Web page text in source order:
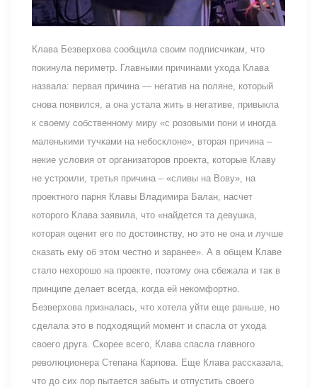
Клава Безверхова сообщила своим подписчикам, что
покинула периметр. Главными причинами ухода Клава
назвала: первая причина — негатив на поляне, который
снова появился, а она устала жить в негативе, привыкла
к своему собственному миру «с розовыми пони и иногда
маленькими тучками на небосклоне», вторая причина –
некие условия от организаторов проекта, которые Клаву
не устроили, третья причина – «сливы на Вову», на
проектного парня Клавы Владимира Балан, насчет
которого Клава заявила, что «найдется та девушка,
которая оценит его по достоинству, но это не она и лучше
сказать ему об этом честно и заранее». А в общем Клаве
стало нехорошо на проекте, поэтому она сбежала и так в
принципе делает всегда, когда ей некомфортно.
Безверхова призналась, что хотела уйти еще раньше, но
сделала это в подходящий момент и спасла от ухода
своего друга. Скорее всего, Клава спасла главного
революционера Степана Карпова. Еще Клава рассказала,
что до сих пор пытается забыть и отпустить своего